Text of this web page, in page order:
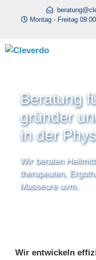
Montag - Freitag
Beratung
gründer
in der
Wir beraten
therapeuten,
Masseure uvm.
Wir entwickeln